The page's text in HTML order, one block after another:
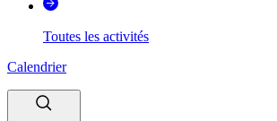
Toutes les activités
Calendrier